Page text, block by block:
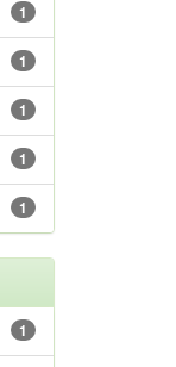
1
1
1
1
1
1